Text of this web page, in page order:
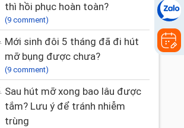
thì hồi phục hoàn toàn?
(9 comment)
Mới sinh đôi 5 tháng đã đi hút
mỡ bụng được chưa?
(9 comment)
Sau hút mỡ xong bao lâu được
tắm? Lưu ý để tránh nhiễm
trùng